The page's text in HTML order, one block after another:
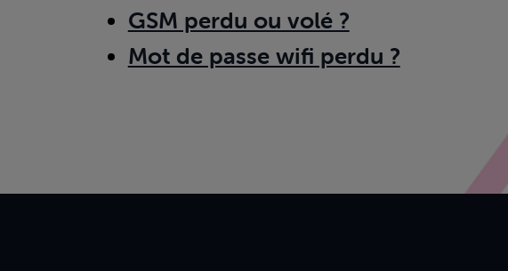
GSM perdu ou volé ?
Mot de passe wifi perdu ?